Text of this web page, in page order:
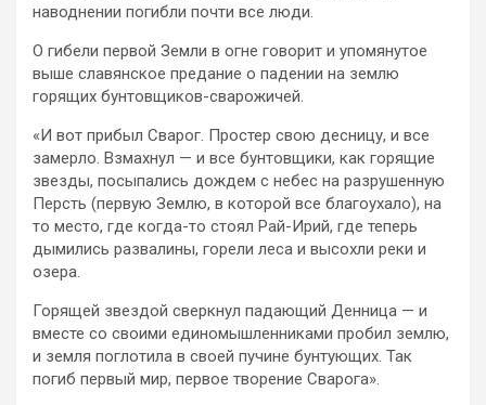
наводнении погибли почти все люди.
О гибели первой Земли в огне говорит и упомянутое
выше славянское предание о падении на землю
горящих бунтовщиков-сварожичей.
«И вот прибыл Сварог. Простер свою десницу, и все
замерло. Взмахнул — и все бунтовщики, как горящие
звезды, посыпались дождем с небес на разрушенную
Персть (первую Землю, в которой все благоухало), на
то место, где когда-то стоял Рай-Ирий, где теперь
дымились развалины, горели леса и высохли реки и
озера.
Горящей звездой сверкнул падающий Денница — и
вместе со своими единомышленниками пробил землю,
и земля поглотила в своей пучине бунтующих. Так
погиб первый мир, первое творение Сварога».